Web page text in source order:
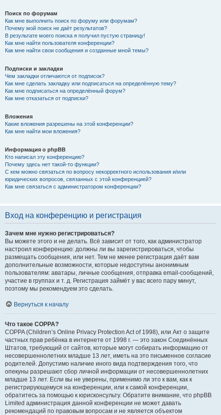
Поиск по форумам
Как мне выполнить поиск по форуму или форумам?
Почему мой поиск не даёт результатов?
В результате моего поиска я получил пустую страницу!
Как мне найти пользователя конференции?
Как мне найти свои сообщения и созданные мной темы?
Подписки и закладки
Чем закладки отличаются от подписок?
Как мне сделать закладку или подписаться на определённую тему?
Как мне подписаться на определённый форум?
Как мне отказаться от подписки?
Вложения
Какие вложения разрешены на этой конференции?
Как мне найти мои вложения?
Информация о phpBB
Кто написал эту конференцию?
Почему здесь нет такой-то функции?
С кем можно связаться по вопросу некорректного использования и/или
юридических вопросов, связанных с этой конференцией?
Как мне связаться с администратором конференции?
Вход на конференцию и регистрация
Зачем мне нужно регистрироваться?
Вы можете этого и не делать. Всё зависит от того, как администратор
настроил конференцию: должны ли вы зарегистрироваться, чтобы
размещать сообщения, или нет. Тем не менее регистрация даёт вам
дополнительные возможности, которые недоступны анонимным
пользователям: аватары, личные сообщения, отправка email-сообщений,
участие в группах и т. д. Регистрация займёт у вас всего пару минут,
поэтому мы рекомендуем это сделать.
Вернуться к началу
Что такое COPPA?
COPPA (Children’s Online Privacy Protection Act of 1998), или Акт о защите
частных прав ребёнка в интернете от 1998 г. — это закон Соединённых
Штатов, требующий от сайтов, которые могут собирать информацию от
несовершеннолетних младше 13 лет, иметь на это письменное согласие
родителей. Допустимо наличие иного вида подтверждения того, что
опекуны разрешают сбор личной информации от несовершеннолетних
младше 13 лет. Если вы не уверены, применимо ли это к вам, как к
регистрирующемуся на конференции, или к самой конференции,
обратитесь за помощью к юрисконсульту. Обратите внимание, что phpBB
Limited администрация данной конференции не может давать
рекомендаций по правовым вопросам и не является объектом